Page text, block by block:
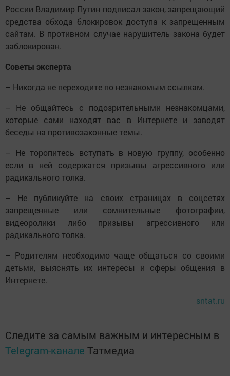
России Владимир Путин подписал закон, запрещающий
средства обхода блокировок доступа к запрещенным
сайтам. В противном случае нарушитель закона будет
заблокирован.
Советы эксперта
– Никогда не переходите по незнакомым ссылкам.
– Не общайтесь с подозрительными незнакомцами,
которые сами находят вас в Интернете и заводят
беседы на противозаконные темы.
– Не торопитесь вступать в новую группу, особенно
если в ней содержатся призывы агрессивного или
радикального толка.
– Не публикуйте на своих страницах в соцсетях
запрещенные или сомнительные фотографии,
видеоролики либо призывы агрессивного или
радикального толка.
– Родителям необходимо чаще общаться со своими
детьми, выяснять их интересы и сферы общения в
Интернете.
sntat.ru
Следите за самым важным и интересным в
Telegram-канале Татмедиа